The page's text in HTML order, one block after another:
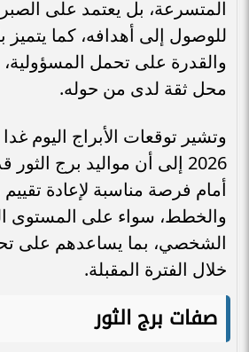
المتسرعة، بل يعتمد على
للوصول إلى أهدافه، كما يتميز
والقدرة على تحمل المسؤولية،
محل ثقة لدى من حوله.
2026 إلى أن مواليد برج
أمام فرصة مناسبة لإعادة
والخطط، سواء على المستوى
الشخصي، بما يساعدهم على
خلال الفترة المقبلة.
صفات برج الثور